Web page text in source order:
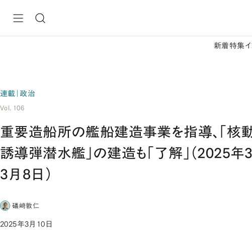
新着特集
連載｜政治
Vol. 106
重要造船所の艦船建造事業を指導、「核
誘導弾潜水艦」の建造も「了解」（2025
3月8日）
礒﨑敦仁
2025年3月10日